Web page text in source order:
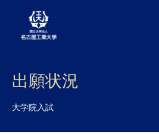
大学案内
出願状況
大学院入試